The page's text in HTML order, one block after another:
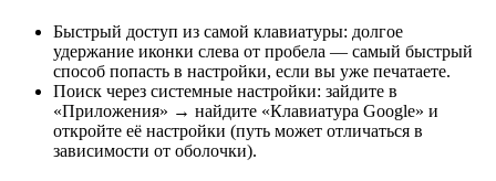
Быстрый доступ из самой клавиатуры: долгое
удержание иконки слева от пробела — самый быстрый
способ попасть в настройки, если вы уже печатаете.
Поиск через системные настройки: зайдите в
«Приложения» → найдите «Клавиатура Google» и
откройте её настройки (путь может отличаться в
зависимости от оболочки).